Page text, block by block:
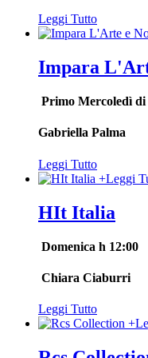
Leggi Tutto
Impara
Primo Mercoledì di
Gabriella Palma
Leggi Tutto
+Leggi
HIt Italia
Domenica h 12:00
Chiara Ciaburri
Leggi Tutto
+